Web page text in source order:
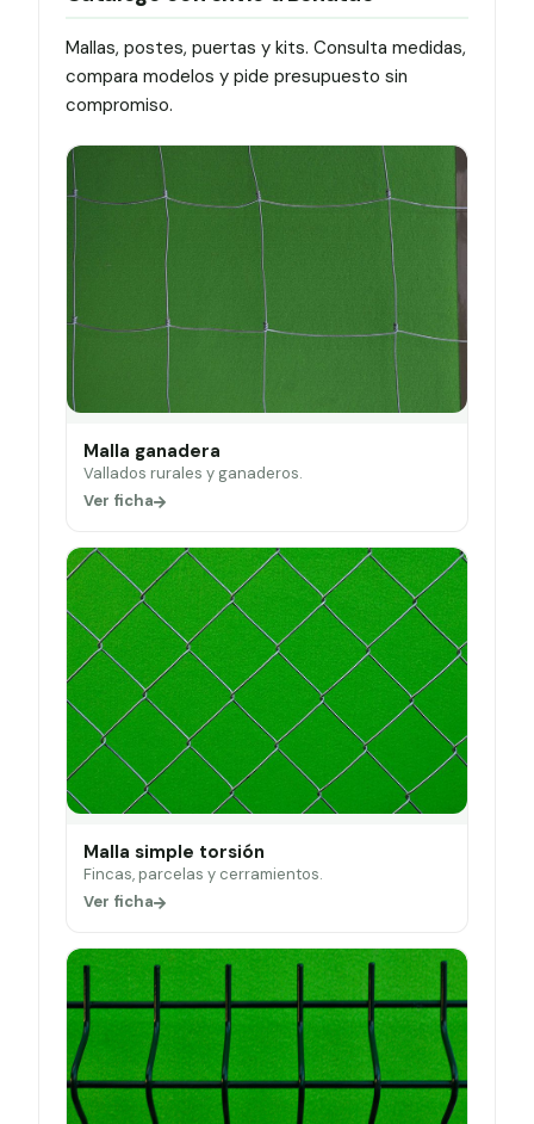
Mallas, postes, puertas y kits. Consulta medidas,
compara modelos y pide presupuesto sin
compromiso.
Malla ganadera
Vallados rurales y ganaderos.
Ver ficha
Malla simple torsión
Fincas, parcelas y cerramientos.
Ver ficha